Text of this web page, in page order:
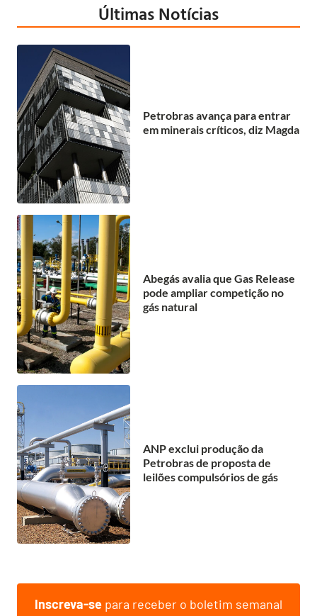
Últimas Notícias
Petrobras avança para entrar
em minerais críticos, diz Magda
Abegás avalia que Gas Release
pode ampliar competição no
gás natural
ANP exclui produção da
Petrobras de proposta de
leilões compulsórios de gás
Inscreva-se para receber o boletim semanal